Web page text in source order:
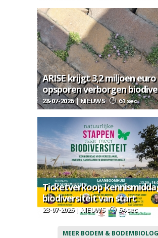
ARISE krijgt 3,2 miljoen
opsporen verborgen
28-07-2026 | NIEUWS 61 sec
Ticketverkoop
biodiversiteit van start
23-07-2026 | NIEUWS 54 sec
MEER BODEM &